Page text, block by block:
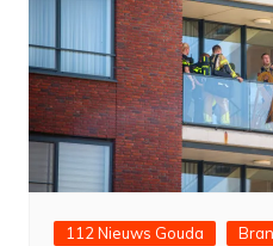
112 Nieuws Gouda